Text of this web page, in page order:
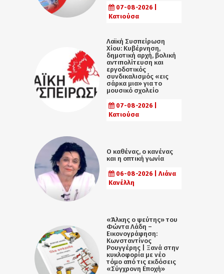
07-08-2026 |
Κατιούσα
Λαϊκή Συσπείρωση
Χίου: Κυβέρνηση,
δημοτική αρχή, βολική
αντιπολίτευση και
εργοδοτικός
συνδικαλισμός «εις
σάρκα μια» για το
μουσικό σχολείο
07-08-2026 |
Κατιούσα
Ο καθένας, ο κανένας
και η οπτική γωνία
06-08-2026 | Λιάνα
Κανέλλη
«Άλκης ο ψεύτης» του
Φώντα Λάδη –
Εικονογράφηση:
Κωνσταντίνος
Ρουγγέρης | Ξανά στην
κυκλοφορία με νέο
τόμο από τις εκδόσεις
«Σύγχρονη Εποχή»